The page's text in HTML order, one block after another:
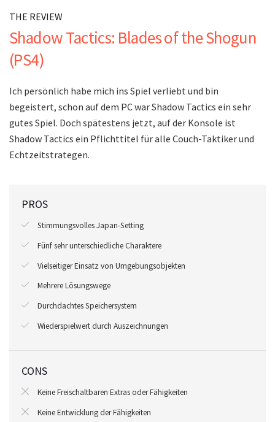
THE REVIEW
Shadow Tactics: Blades of the Shogun
(PS4)
Ich persönlich habe mich ins Spiel verliebt und bin
begeistert, schon auf dem PC war Shadow Tactics ein sehr
gutes Spiel. Doch spätestens jetzt, auf der Konsole ist
Shadow Tactics ein Pflichttitel für alle Couch-Taktiker und
Echtzeitstrategen.
PROS
Stimmungsvolles Japan-Setting
Fünf sehr unterschiedliche Charaktere
Vielseitiger Einsatz von Umgebungsobjekten
Mehrere Lösungswege
Durchdachtes Speichersystem
Wiederspielwert durch Auszeichnungen
CONS
Keine Freischaltbaren Extras oder Fähigkeiten
Keine Entwicklung der Fähigkeiten